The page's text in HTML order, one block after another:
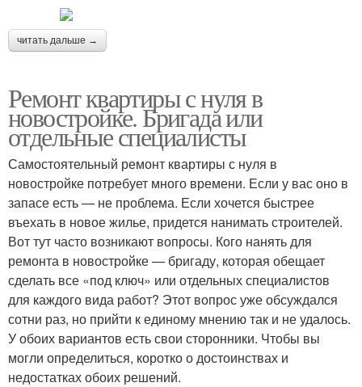
читать дальше →
Ремонт квартиры с нуля в
новостройке. Бригада или
отдельные специалисты
Самостоятельный ремонт квартиры с нуля в
новостройке потребует много времени. Если у вас оно в
запасе есть — не проблема. Если хочется быстрее
въехать в новое жилье, придется нанимать строителей.
Вот тут часто возникают вопросы. Кого нанять для
ремонта в новостройке — бригаду, которая обещает
сделать все «под ключ» или отдельных специалистов
для каждого вида работ? Этот вопрос уже обсуждался
сотни раз, но прийти к единому мнению так и не удалось.
У обоих вариантов есть свои сторонники. Чтобы вы
могли определиться, коротко о достоинствах и
недостатках обоих решений.